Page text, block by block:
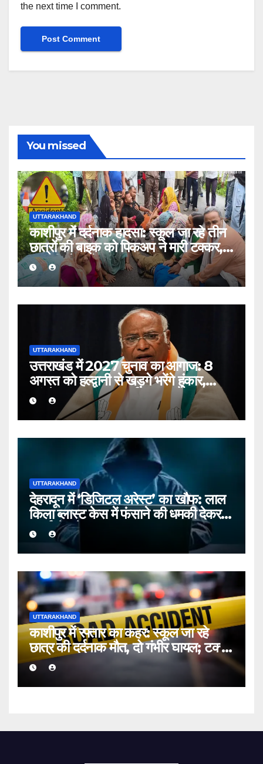
the next time I comment.
You missed
UTTARAKHAND
काशीपुर में दर्दनाक हादसा: स्कूल जा रहे तीन
छात्रों की बाइक को पिकअप ने मारी टक्कर,
एक की मौत, दो घायल
UTTARAKHAND
उत्तराखंड में 2027 चुनाव का आगाज: 8
अगस्त को हल्द्वानी से खड़गे भरेंगे हुंकार,
कांग्रेस का शक्ति प्रदर्शन
UTTARAKHAND
देहरादून में ‘डिजिटल अरेस्ट’ का खौफ: लाल
किला ब्लास्ट केस में फंसाने की धमकी देकर
बुजुर्ग से ठगे ₹13 लाख
UTTARAKHAND
काशीपुर में रफ्तार का कहर: स्कूल जा रहे
छात्र की दर्दनाक मौत, दो गंभीर घायल; टक्कर
मारकर चालक फरार